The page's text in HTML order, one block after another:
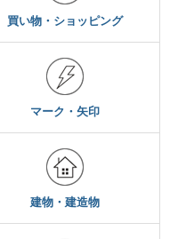
買い物・ショッピング
マーク・矢印
建物・建造物